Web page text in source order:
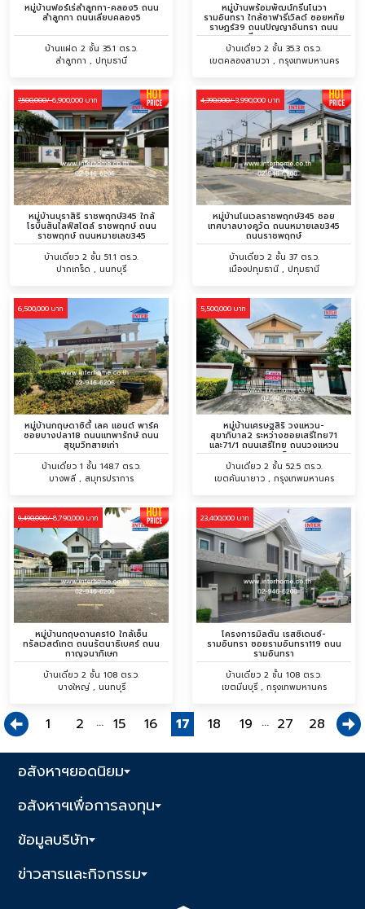
หมู่บ้านฟอร์เร่ลำลูกกา-คลอง5 ถนน
ลำลูกกา ถนนเลียบคลอง5
บ้านเเฝด 2 ชั้น 35.1 ตร.ว.
ลำลูกกา , ปทุมธานี
หมู่บ้านพร้อมพัฒน์กรีนโนวา
รามอินทรา ใกล้ซาฟารีเวิลด์ ซอยหทัย
ราษฏร์39 ถนนปัญญาอินทรา ถนน
เลียบคลองสอง
บ้านเดี่ยว 2 ชั้น 35.3 ตร.ว.
เขตคลองสามวา , กรุงเทพมหานคร
7,500,000/6,900,000 บาท
หมู่บ้านบุราสิริ ราชพฤกษ์345 ใกล้
โรบินสันไลฟ์สไตล์ ราชพฤกษ์ ถนน
ราชพฤกษ์ ถนนหมายเลข345
บ้านเดี่ยว 2 ชั้น 51.1 ตร.ว.
ปากเกร็ด , นนทบุรี
4,390,000/3,990,000 บาท
หมู่บ้านโนเวลราชพฤกษ์345 ซอย
เทศบาลบางคูวัด ถนนหมายเลข345
ถนนราชพฤกษ์
บ้านเดี่ยว 2 ชั้น 37 ตร.ว.
เมืองปทุมธานี , ปทุมธานี
6,500,000 บาท
หมู่บ้านกฤษดาซิตี้ เลค แอนด์ พาร์ค
ซอยบางปลา18 ถนนเเทพารักษ์ ถนน
สุขุมวิทสายเก่า
บ้านเดี่ยว 1 ชั้น 148.7 ตร.ว.
บางพลี , สมุทรปราการ
5,500,000 บาท
หมู่บ้านเศรษฐสิริ วงแหวน-
สุขาภิบาล2 ระหว่างซอยเสรีไทย71
และ71/1 ถนนเสรีไทย ถนนวงแหวน
กาญจนาภิเษก
บ้านเดี่ยว 2 ชั้น 52.5 ตร.ว.
เขตคันนายาว , กรุงเทพมหานคร
9,490,000/8,790,000 บาท
หมู่บ้านกฤษดานคร10 ใกล้เซ็น
ทรัลเวสต์เกต ถนนรัตนาธิเบศร์ ถนน
กาญจนาภิเษก
บ้านเดี่ยว 2 ชั้น 108 ตร.ว.
บางใหญ่ , นนทบุรี
23,400,000 บาท
โครงการมิลตัน เรสซิเดนซ์-
รามอินทรา ซอยรามอินทรา119 ถนน
รามอินทรา
บ้านเดี่ยว 2 ชั้น 108 ตร.ว.
เขตมีนบุรี , กรุงเทพมหานคร
1 2 ... 15 16 17 18 19 ... 27 28
อสังหาฯยอดนิยม
อสังหาฯเพื่อการลงทุน
ข้อมูลบริษัท
ข่าวสารและกิจกรรม